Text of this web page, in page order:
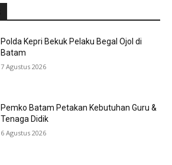
Polda Kepri Bekuk Pelaku Begal Ojol di
Batam
7 Agustus 2026
Pemko Batam Petakan Kebutuhan Guru &
Tenaga Didik
6 Agustus 2026